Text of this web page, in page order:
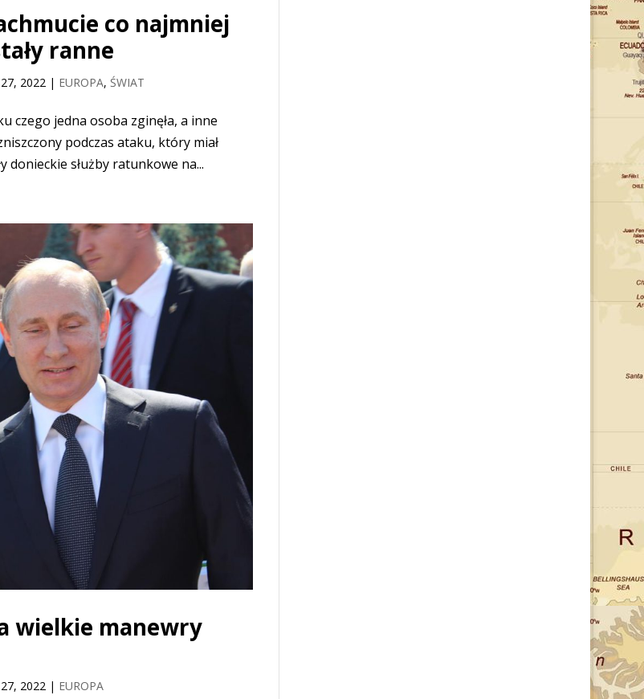
co najmniej
ranne
2022| EUROPA, ŚWIAT
czego jedna osoba zginęła, a inne
podczas ataku, który miał
donieckie służby ratunkowe na...
wielkie manewry
2022| EUROPA